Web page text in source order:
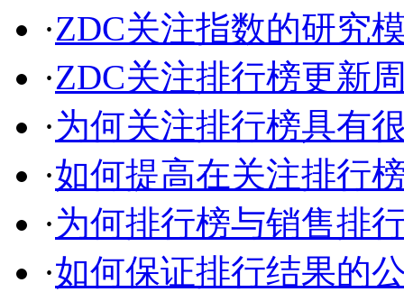
·ZDC关注指数的研究
·ZDC关注排行榜更新
·为何关注排行榜具有
·如何提高在关注排行
·为何排行榜与销售排
·如何保证排行结果的